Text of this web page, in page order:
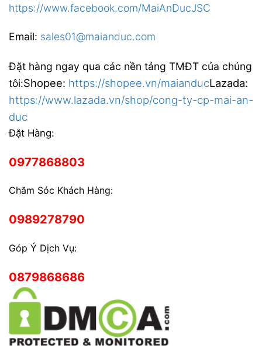
https://www.facebook.com/MaiAnDucJSC
Email: sales01@maianduc.com
Đặt hàng ngay qua các nền tảng TMĐT của chúng
tôi:Shopee: https://shopee.vn/maianducLazada:
https://www.lazada.vn/shop/cong-ty-cp-mai-an-
duc
Đặt Hàng:
0977868803
Chăm Sóc Khách Hàng:
0989278790
Góp Ý Dịch Vụ:
0879868686